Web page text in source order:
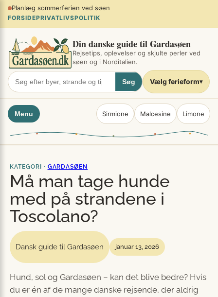
Spring
indhold
Planlæg sommerferien ved søen
FORSIDEPRIVATLIVSPOLITIK
Din danske guide til Gardasøen
Rejsetips, oplevelser og skjulte perler ved
søen og i Norditalien.
Søg Vælg ferieform▾
Menu Sirmione Malcesine Limone
KATEGORI · GARDASØEN
Må man tage hunde
med på strandene i
Toscolano?
Dansk guide til Gardasøen januar 13, 2026
Hund, sol og Gardasøen – kan det blive bedre? Hvis
du er én af de mange danske rejsende, der aldrig